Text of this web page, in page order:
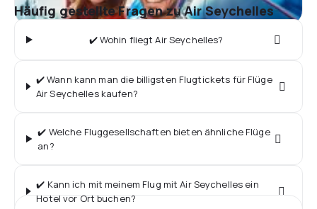
Häufig gestellte Fragen zu Air Seychelles
✔️ Wohin fliegt Air Seychelles?
✔️ Wann kann man die billigsten Flugtickets für Flüge
Air Seychelles kaufen?
✔️ Welche Fluggesellschaften bieten ähnliche Flüge
an?
✔️ Kann ich mit meinem Flug mit Air Seychelles ein
Hotel vor Ort buchen?